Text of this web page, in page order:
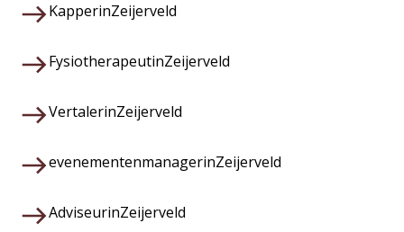
KapperinZeijerveld
FysiotherapeutinZeijerveld
VertalerinZeijerveld
evenementenmanagerinZeijerveld
AdviseurinZeijerveld